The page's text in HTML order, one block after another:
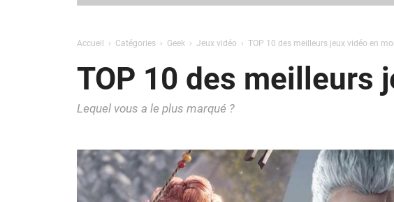
Accueil Catégories Geek Jeux vidéo TOP 10 des meilleurs jeux vidéo en
TOP 10 des meilleurs
Lequel vous a le plus marqué ?